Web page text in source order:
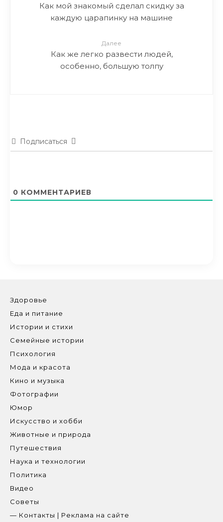
Как мой знакомый сделал скидку за
каждую царапинку на машине
Далее
Как же легко развести людей,
особенно, большую толпу
Подписаться
0 КОММЕНТАРИЕВ
Здоровье
Еда и питание
Истории и стихи
Семейные истории
Психология
Мода и красота
Кино и музыка
Фотографии
Юмор
Искусство и хобби
Животные и природа
Путешествия
Наука и технологии
Политика
Видео
Советы
— Контакты | Реклама на сайте